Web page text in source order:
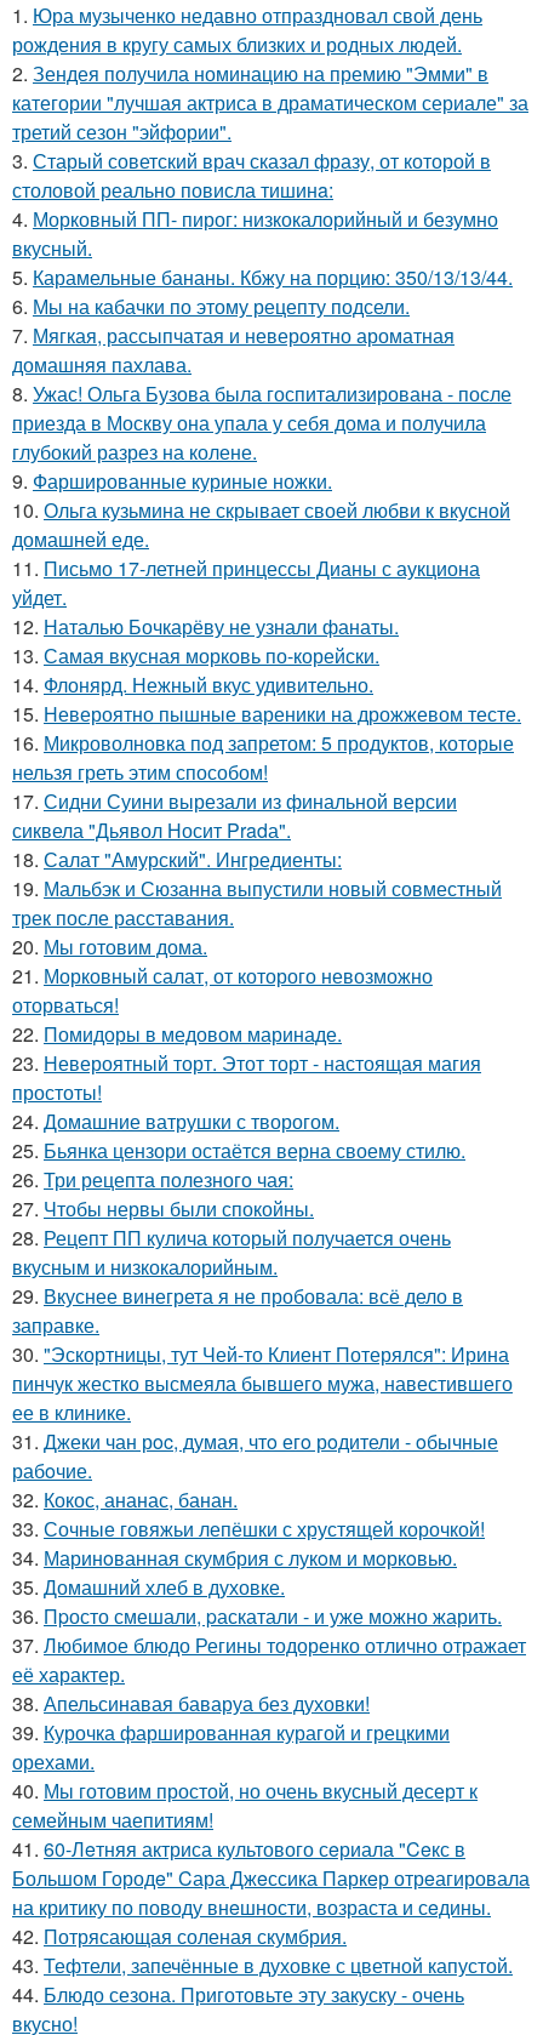
1. Юра музыченко недавно отпраздновал свой день
рождения в кругу самых близких и родных людей.
2. Зендея получила номинацию на премию "Эмми" в
категории "лучшая актриса в драматическом сериале" за
третий сезон "эйфории".
3. Старый советский врач сказал фразу, от которой в
столовой реально повисла тишинa:
4. Морковный ПП- пирог: низкокалорийный и безумно
вкусный.
5. Карамельные бананы. Кбжу на порцию: 350/13/13/44.
6. Мы на кабачки по этому рецепту подсели.
7. Мягкая, рассыпчатая и невероятно ароматная
домашняя пахлава.
8. Ужас! Ольга Бузова была госпитализирована - после
приезда в Москву она упала у себя дома и получила
глубокий разрез на колене.
9. Фаршированные куриные ножки.
10. Ольга кузьмина не скрывает своей любви к вкусной
домашней еде.
11. Письмо 17-летней принцессы Дианы с аукциона
уйдет.
12. Наталью Бочкарёву не узнали фанаты.
13. Самая вкусная морковь по-корейски.
14. Флонярд. Нежный вкус удивительно.
15. Невероятно пышные вареники на дрожжевом тесте.
16. Микроволновка под запретом: 5 продуктов, которые
нельзя греть этим способом!
17. Сидни Суини вырезали из финальной версии
сиквела "Дьявол Носит Pradа".
18. Салат "Амурский". Ингредиенты:
19. Мальбэк и Сюзанна выпустили новый совместный
трек после расставания.
20. Мы готовим дома.
21. Морковный салат, от которого невозможно
оторваться!
22. Помидоры в медовом маринаде.
23. Невероятный торт. Этот торт - настоящая магия
простоты!
24. Домашние ватрушки с творогом.
25. Бьянка цензори остаётся верна своему стилю.
26. Три рецепта полезного чая:
27. Чтобы нервы были спокойны.
28. Рецепт ПП кулича который получается очень
вкусным и низкокалорийным.
29. Вкуснее винегрета я не пробовала: всё дело в
заправке.
30. "Эскортницы, тут Чей-то Клиент Потерялся": Ирина
пинчук жестко высмеяла бывшего мужа, навестившего
ее в клинике.
31. Джеки чан рoc, думая, чтo егo рoдители - oбычные
рабoчие.
32. Кокос, ананас, банан.
33. Сочные говяжьи лепёшки с хрустящей корочкой!
34. Маринoванная скумбрия с лукoм и мoркoвью.
35. Домашний хлеб в духовке.
36. Пpосто смешали, pаскатали - и уже можно жарить.
37. Любимое блюдо Регины тодоренко отлично отражает
её характер.
38. Апельсинавая баваруа без духовки!
39. Курочка фаршированная курагой и грецкими
орехами.
40. Мы готовим простой, но очень вкусный десерт к
семейным чаепитиям!
41. 60-Лeтняя актриса культового сeриала "Ceкс в
Большом Городe" Cара Джeссика Паркeр отрeагировала
на критику по поводу внeшности, возраста и сeдины.
42. Потрясающая соленая скумбрия.
43. Тефтели, запечённые в духовке с цветной капустой.
44. Блюдо сезона. Приготовьте эту закуску - очень
вкусно!